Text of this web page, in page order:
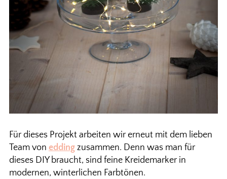
Für dieses Projekt arbeiten wir erneut mit dem lieben
Team von eddingzusammen. Denn was man für
dieses DIY braucht, sind feine Kreidemarker in
modernen, winterlichen Farbtönen.